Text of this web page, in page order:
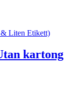
kartong